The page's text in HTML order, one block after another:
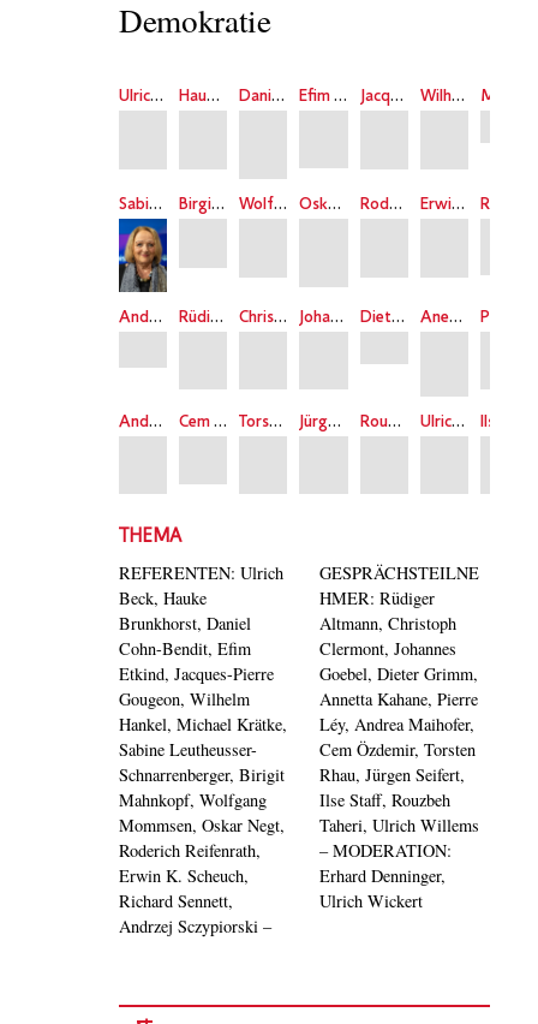
Demokratie
Ulrich Beck Hauke Brunkhorst Daniel Cohn-Bendit Efim Etkind Jacques-Pierre Gougeon Wilhelm Hankel
Sabine Leutheusser-Schnarrenberger Birgit Mahnkopf Wolfgang Mommsen Oskar Negt Roderich Reifenrath Erwin K. Scheuch
Andrzej Szczypiorski Rüdiger Altmann Christoph Clermont Johannes Goebel Dieter Grimm Anetta Kahane
Andrea Maihofer Cem Özdemir Torsten Rhau Jürgen Seifert Rouzbeh Taheri Ulrich Willems
THEMA
REFERENTEN: Ulrich
Beck, Hauke
Brunkhorst, Daniel
Cohn-Bendit, Efim
Etkind, Jacques-Pierre
Gougeon, Wilhelm
Hankel, Michael Krätke,
Sabine Leutheusser-
Schnarrenberger, Birigit
Mahnkopf, Wolfgang
Mommsen, Oskar Negt,
Roderich Reifenrath,
Erwin K. Scheuch,
Richard Sennett,
Andrzej Sczypiorski –
GESPRÄCHSTEILNE
HMER: Rüdiger
Altmann, Christoph
Clermont, Johannes
Goebel, Dieter Grimm,
Annetta Kahane, Pierre
Léy, Andrea Maihofer,
Cem Özdemir, Torsten
Rhau, Jürgen Seifert,
Ilse Staff, Rouzbeh
Taheri, Ulrich Willems
– MODERATION:
Erhard Denninger,
Ulrich Wickert